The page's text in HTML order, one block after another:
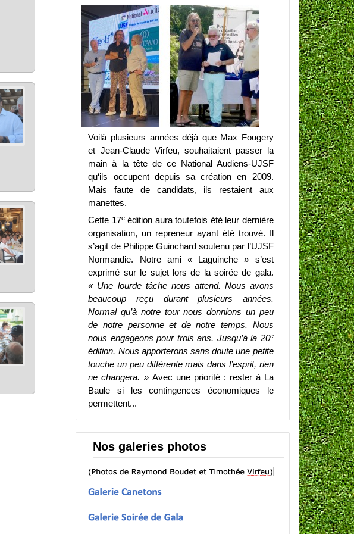
Voilà plusieurs années déjà que Max Fougery
et Jean-Claude Virfeu, souhaitaient passer la
main à la tête de ce National Audiens-UJSF
qu‘ils occupent depuis sa création en 2009.
Mais faute de candidats, ils restaient aux
manettes.
Cette 17eédition aura toutefois été leur dernière
organisation, un repreneur ayant été trouvé. Il
s’agit de Philippe Guinchard soutenu par l’UJSF
Normandie. Notre ami « Laguinche » s’est
exprimé sur le sujet lors de la soirée de gala.
« Une lourde tâche nous attend. Nous avons
beaucoup reçu durant plusieurs années.
Normal qu’à notre tour nous donnions un peu
de notre personne et de notre temps. Nous
nous engageons pour trois ans. Jusqu’à la 20e
édition. Nous apporterons sans doute une petite
touche un peu différente mais dans l’esprit, rien
ne changera. » Avec une priorité : rester à La
Baule si les contingences économiques le
permettent...
Nos galeries photos